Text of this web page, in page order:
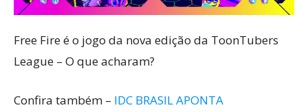
Free Fire é o jogo da nova edição da ToonTubers
League – O que acharam?
Confira também – IDC BRASIL APONTA